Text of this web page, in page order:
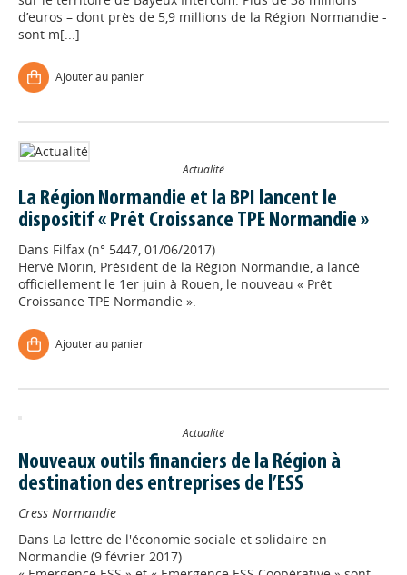
d’euros – dont près de 5,9 millions de la Région Normandie -
sont m[...]
Ajouter au panier
Actualité
La Région Normandie et la BPI lancent le
dispositif « Prêt Croissance TPE Normandie »
Dans Filfax (n° 5447, 01/06/2017)
Hervé Morin, Président de la Région Normandie, a lancé
officiellement le 1er juin à Rouen, le nouveau « Prêt
Croissance TPE Normandie ».
Ajouter au panier
Actualité
Nouveaux outils financiers de la Région à
destination des entreprises de l’ESS
Cress Normandie
Dans La lettre de l'économie sociale et solidaire en
Normandie (9 février 2017)